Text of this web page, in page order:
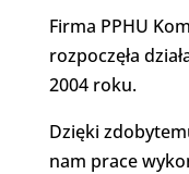
Firma PPHU
rozpoczęła
2004 roku.
Dzięki
nam prace